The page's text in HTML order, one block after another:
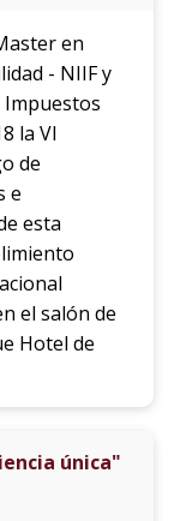
en
- NIIF y
Impuestos
la VI
de
e
esta
el salón de
Hotel de
única"